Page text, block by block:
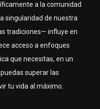
a la comunidad
singularidad de nuestra
tradiciones— influye en
acceso a enfoques
que necesitas, en un
superar las
tu vida al máximo.